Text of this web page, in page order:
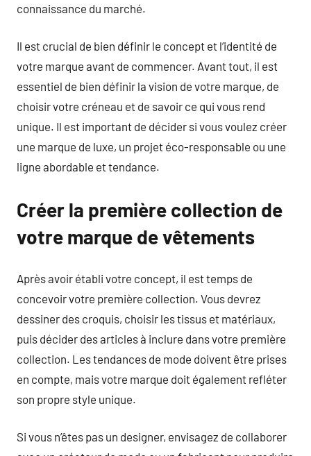
connaissance du marché.
Il est crucial de bien définir le concept et l’identité de
votre marque avant de commencer. Avant tout, il est
essentiel de bien définir la vision de votre marque, de
choisir votre créneau et de savoir ce qui vous rend
unique. Il est important de décider si vous voulez créer
une marque de luxe, un projet éco-responsable ou une
ligne abordable et tendance.
Créer la première collection de
votre marque de vêtements
Après avoir établi votre concept, il est temps de
concevoir votre première collection. Vous devrez
dessiner des croquis, choisir les tissus et matériaux,
puis décider des articles à inclure dans votre première
collection. Les tendances de mode doivent être prises
en compte, mais votre marque doit également refléter
son propre style unique.
Si vous n’êtes pas un designer, envisagez de collaborer